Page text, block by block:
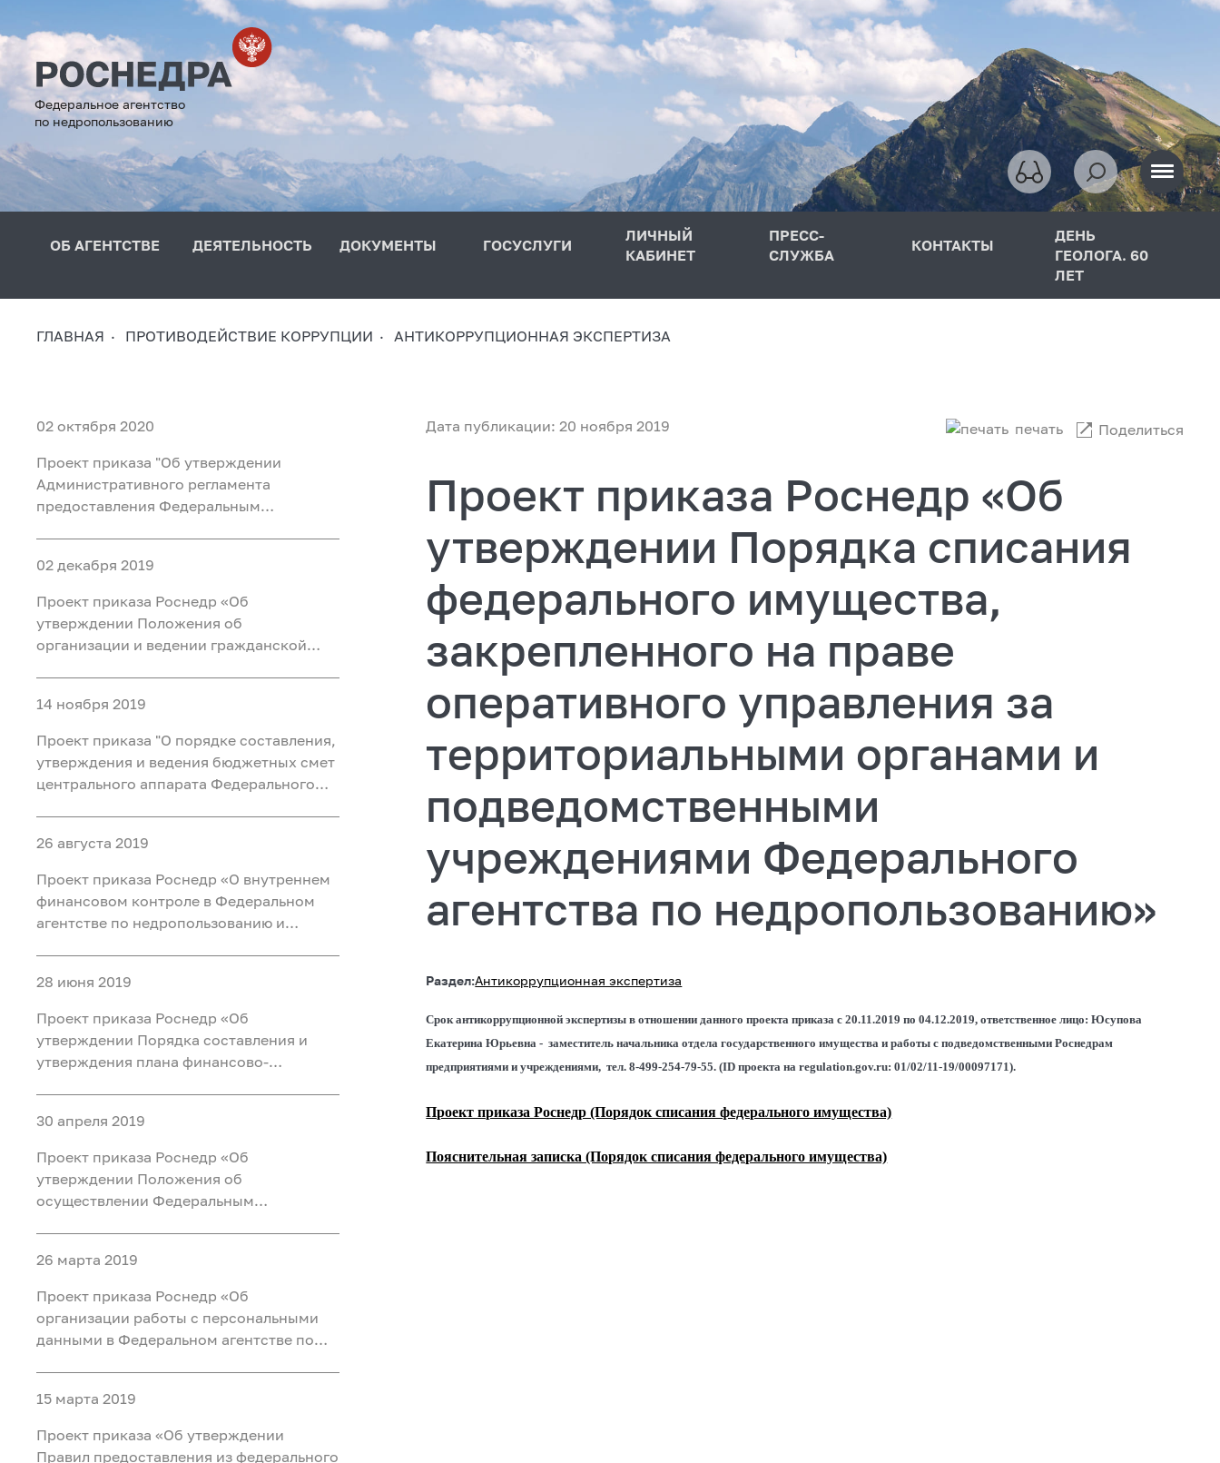
Федеральное агентство
по недропользованию
ОБ АГЕНТСТВЕ ДЕЯТЕЛЬНОСТЬ ДОКУМЕНТЫ ГОСУСЛУГИ
ЛИЧНЫЙ
КАБИНЕТ
ПРЕСС-
СЛУЖБА
КОНТАКТЫ
ДЕНЬ
ГЕОЛОГА. 60
ЛЕТ
ГЛАВНАЯ ПРОТИВОДЕЙСТВИЕ КОРРУПЦИИ АНТИКОРРУПЦИОННАЯ ЭКСПЕРТИЗА
02 октября 2020
Проект приказа "Об утверждении
Административного регламента
предоставления Федеральным
рассмотрению заявок на получение
права пользования недрами для
геологического изучения недр (за
исключением нед
02 декабря 2019
Проект приказа Роснедр «Об
утверждении Положения об
организации и ведении гражданской
территориальных органах и
подведомственных организациях»
14 ноября 2019
Проект приказа "О порядке составления,
утверждения и ведения бюджетных смет
центрального аппарата Федерального
федеральных государственных казенных
учреждений, подведомственных
Федеральному аген
26 августа 2019
Проект приказа Роснедр «О внутреннем
финансовом контроле в Федеральном
агентстве по недропользованию и
Федерального агентства по
недропользованию»
28 июня 2019
Проект приказа Роснедр «Об
утверждении Порядка составления и
утверждения плана финансово-
учреждений, находящихся в ведении
Федерального агентства по
недропользованию»
30 апреля 2019
Проект приказа Роснедр «Об
утверждении Положения об
осуществлении Федеральным
проекта на regutation.gov.ru: 01/02/04-
19/00091037)
26 марта 2019
Проект приказа Роснедр «Об
организации работы с персональными
данными в Федеральном агентстве по
15 марта 2019
Проект приказа «Об утверждении
Правил предоставления из федерального
Дата публикации: 20 ноября 2019 печать Поделиться
Проект приказа Роснедр «Об
утверждении Порядка списания
федерального имущества,
закрепленного на праве
оперативного управления за
территориальными органами и
подведомственными
учреждениями Федерального
агентства по недропользованию»
Раздел:Антикоррупционная экспертиза
Срок антикоррупционной экспертизы в отношении данного проекта приказа с 20.11.2019 по 04.12.2019, ответственное лицо: Юсупова
Екатерина Юрьевна - заместитель начальника отдела государственного имущества и работы с подведомственными Роснедрам
предприятиями и учреждениями,тел. 8-499-254-79-55. (ID проекта нa regulation.gov.ru:01/02/11-19/00097171).
Проект приказа Роснедр (Порядок списания федерального имущества)
Пояснительная записка (Порядок списания федерального имущества)